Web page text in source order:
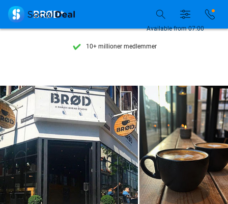
Tilgængelig 7 dage om ugen
10+ millioner medlemmer
Tilgængelig 7 dage om ugen
10+ millioner medlemmer
Available from 07:00
 BRØD*